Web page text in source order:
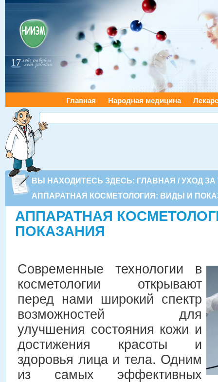
Главная Народная медицина
ВЫ НАХОДИТЕСЬ ЗДЕСЬ: ГЛАВНАЯ / УХОД
АППАРАТНАЯ КОСМЕТОЛОГИЯ: ВИДЫ И
АППАРАТНАЯ
ПОКАЗАНИЯ
Современные технологии в
косметологии открывают
перед нами широкий спектр
возможностей для
улучшения состояния кожи и
достижения красоты и
здоровья лица и тела. Одним
из самых эффективных